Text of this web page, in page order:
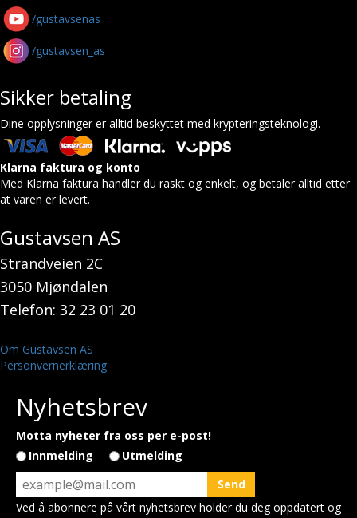
/gustavsenas
/gustavsen_as
Sikker betaling
Dine opplysninger er alltid beskyttet med krypteringsteknologi.
Klarna faktura og konto
Med Klarna faktura handler du raskt og enkelt, og betaler alltid etter
at varen er levert.
Gustavsen AS
Strandveien 2C
3050 Mjøndalen
Telefon: 32 23 01 20
Om Gustavsen AS
Personvernerklæring
Nyhetsbrev
Motta nyheter fra oss per e-post!
Innmelding
Utmelding
Ved å abonnere på vårt nyhetsbrev holder du deg oppdatert og